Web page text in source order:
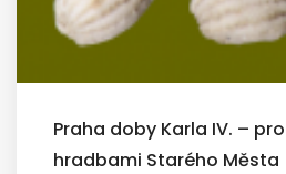
Praha doby Karla IV. –
hradbami Starého Města